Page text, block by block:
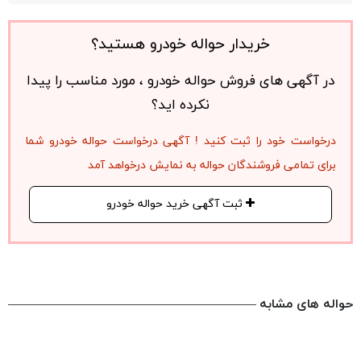
خریدار حواله خودرو هستید؟
در آگهی های فروش حواله خودرو ، مورد مناسب را پیدا
نکرده اید؟
درخواست خود را ثبت کنید ! آگهی درخواست حواله خودرو شما
برای تمامی فروشندگان حواله به نمایش درخواهد آمد
ثبت آگهی خرید حواله خودرو
حواله های مشابه